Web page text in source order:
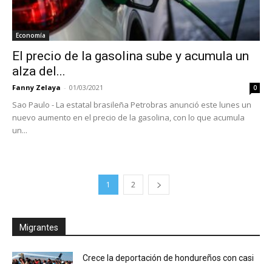
Economía
El precio de la gasolina sube y acumula un
alza del...
Fanny Zelaya - 01/03/2021 0
Sao Paulo - La estatal brasileña Petrobras anunció este lunes un
nuevo aumento en el precio de la gasolina, con lo que acumula
un...
1 2
Migrantes
Crece la deportación de hondureños con casi